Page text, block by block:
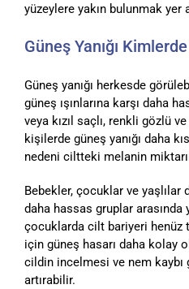
yüzeylere yakın bulunmak yer
Güneş Yanığı
Güneş yanığı herkesde
güneş ışınlarına karşı daha
veya kızıl saçlı, renkli gözlü
kişilerde güneş yanığı daha
nedeni ciltteki melanin
Bebekler, çocuklar ve yaşlılar
daha hassas gruplar arasında
çocuklarda cilt bariyeri henüz
için güneş hasarı daha kolay
cildin incelmesi ve nem kaybı
artırabilir.